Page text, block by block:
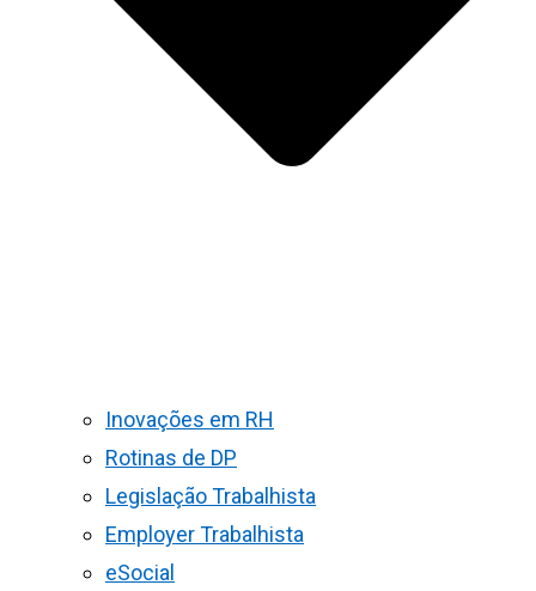
Inovações em RH
Rotinas de DP
Legislação Trabalhista
Employer Trabalhista
eSocial